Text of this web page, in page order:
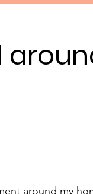
around my